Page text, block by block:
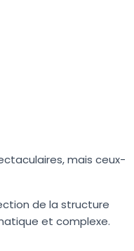
mais ceux-
de la structure
et complexe.